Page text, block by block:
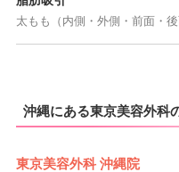
太もも（内側・外側・前面・後
沖縄にある東京美容外科
東京美容外科 沖縄院